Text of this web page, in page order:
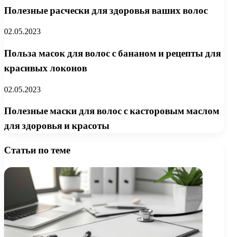
Полезные расчески для здоровья ваших волос
02.05.2023
Польза масок для волос с бананом и рецепты для
красивых локонов
02.05.2023
Полезные маски для волос с касторовым маслом
для здоровья и красоты
Статьи по теме